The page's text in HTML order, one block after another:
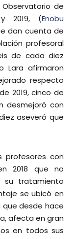
de
y 2019, (Enobu
dan cuenta de
profesoral
de cada diez
Lara afirmaron
respecto
2019, cinco de
desmejoró con
aseveró que
profesores con
2018 que no
su tratamiento
se ubicó en
que desde hace
afecta en gran
en todos sus